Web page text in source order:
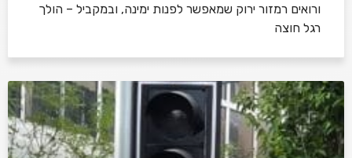
ורואים רמזור ירוק שמאפשר לפנות ימינה, ובמקביל – הולך
רגל חוצה